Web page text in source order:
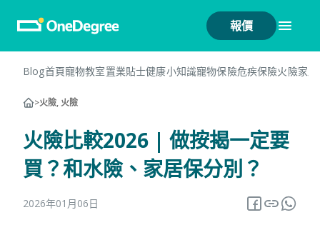
報價
Blog首頁寵物教室置業貼士健康小知識寵物保險危疾保險火險家
>火險, 火險
火險比較2026 | 做按揭一定要
買？和水險、家居保分別？
2026年01月06日